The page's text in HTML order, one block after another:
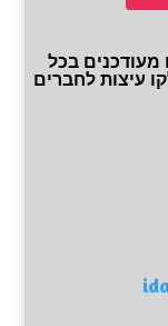
מעודכנים בכל
עיצות לחברים